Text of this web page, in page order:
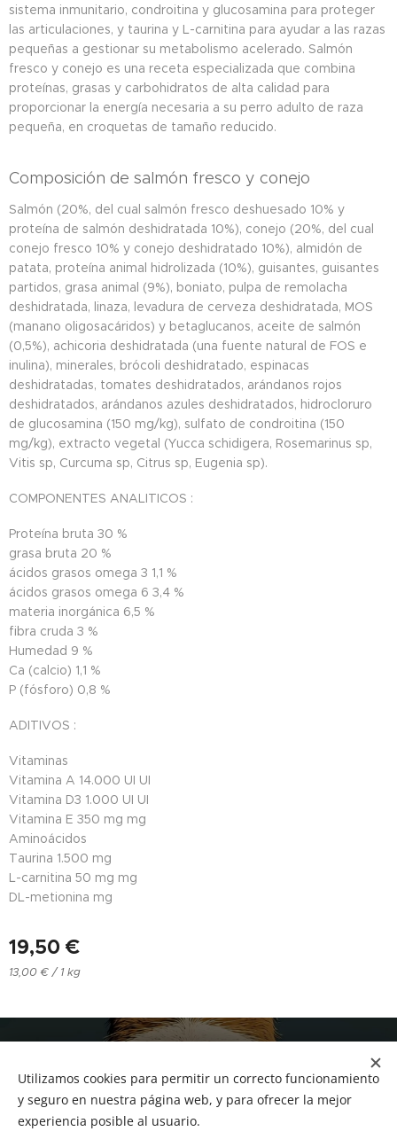
sistema inmunitario, condroitina y glucosamina para proteger
las articulaciones, y taurina y L-carnitina para ayudar a las razas
pequeñas a gestionar su metabolismo acelerado. Salmón
fresco y conejo es una receta especializada que combina
proteínas, grasas y carbohidratos de alta calidad para
proporcionar la energía necesaria a su perro adulto de raza
pequeña, en croquetas de tamaño reducido.
Composición de salmón fresco y conejo
Salmón (20%, del cual salmón fresco deshuesado 10% y
proteína de salmón deshidratada 10%), conejo (20%, del cual
conejo fresco 10% y conejo deshidratado 10%), almidón de
patata, proteína animal hidrolizada (10%), guisantes, guisantes
partidos, grasa animal (9%), boniato, pulpa de remolacha
deshidratada, linaza, levadura de cerveza deshidratada, MOS
(manano oligosacáridos) y betaglucanos, aceite de salmón
(0,5%), achicoria deshidratada (una fuente natural de FOS e
inulina), minerales, brócoli deshidratado, espinacas
deshidratadas, tomates deshidratados, arándanos rojos
deshidratados, arándanos azules deshidratados, hidrocloruro
de glucosamina (150 mg/kg), sulfato de condroitina (150
mg/kg), extracto vegetal (Yucca schidigera, Rosemarinus sp,
Vitis sp, Curcuma sp, Citrus sp, Eugenia sp).
COMPONENTES ANALITICOS :
Proteína bruta 30 %
grasa bruta 20 %
ácidos grasos omega 3 1,1 %
ácidos grasos omega 6 3,4 %
materia inorgánica 6,5 %
fibra cruda 3 %
Humedad 9 %
Ca (calcio) 1,1 %
P (fósforo) 0,8 %
ADITIVOS :
Vitaminas
Vitamina A 14.000 UI UI
Vitamina D3 1.000 UI UI
Vitamina E 350 mg mg
Aminoácidos
Taurina 1.500 mg
L-carnitina 50 mg mg
DL-metionina mg
19,50 €
13,00 € / 1 kg
Tf.666351543
Utilizamos cookies para permitir un correcto funcionamiento
y seguro en nuestra página web, y para ofrecer la mejor
experiencia posible al usuario.